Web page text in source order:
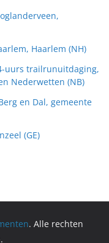
Haarlem (NH)
uurs trailrunuitdaging,
Nederwetten (NB)
en Dal, gemeente
(GE)
. Alle rechten